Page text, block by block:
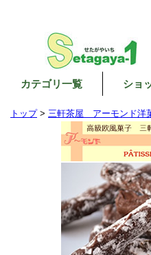
カテゴリ一覧 ショ
トップ> 三軒茶屋 アーモンド洋